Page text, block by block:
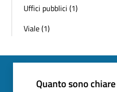
Uffici pubblici (1)
Viale (1)
Quanto sono